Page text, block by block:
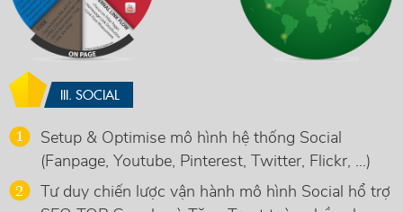
III. SOCIAL
Setup & Optimise mô hình hệ thống Social
(Fanpage, Youtube, Pinterest, Twitter, Flickr, ...)
Tư duy chiến lược vận hành mô hình Social hổ trợ